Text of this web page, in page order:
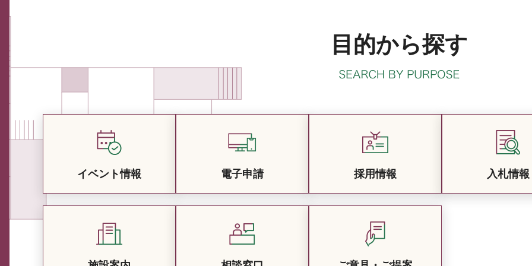
目的から探す
イベント情報 電子申請 採用情報 入札情報